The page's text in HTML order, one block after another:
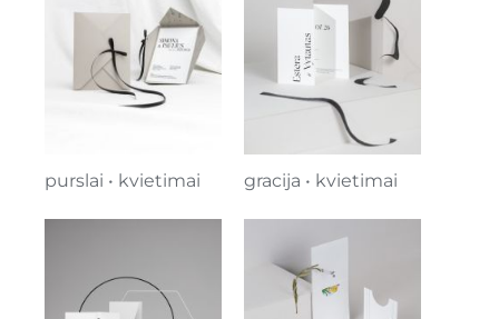
purslai • kvietimai gracija • kvietimai